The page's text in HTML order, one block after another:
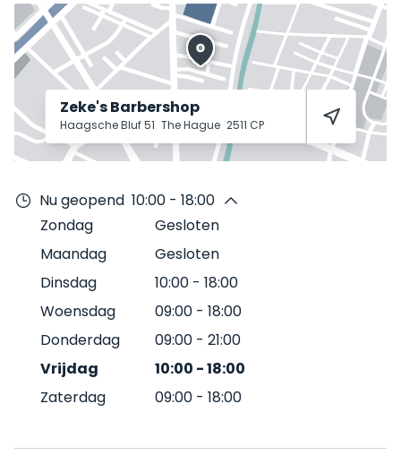
Zeke's Barbershop
Haagsche Bluf 51 The Hague 2511 CP
Nu geopend 10:00 - 18:00
Zondag
Gesloten
Maandag
Gesloten
Dinsdag
10:00 - 18:00
Woensdag
09:00 - 18:00
Donderdag
09:00 - 21:00
Vrijdag
10:00 -18:00
Zaterdag
09:00 - 18:00